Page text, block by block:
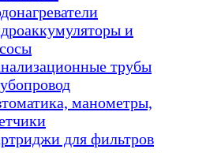
и
трубы
манометры,
для фильтров